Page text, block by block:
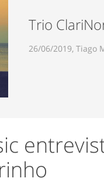
Trio
26/06/2019, Tiago